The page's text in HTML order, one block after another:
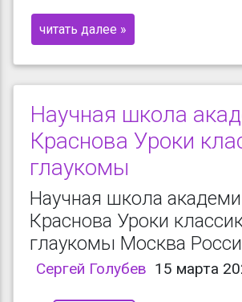
читать далее »
Научная школа
Краснова Уроки
глаукомы
Научная школа
Краснова Уроки
глаукомы Москва
Сергей Голубев 15 марта